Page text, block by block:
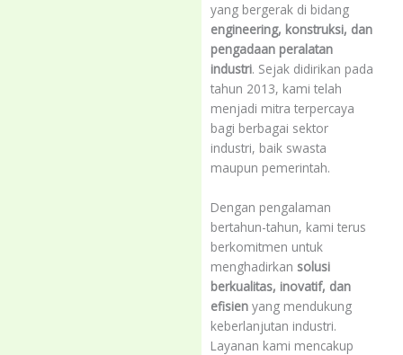
yang bergerak di bidang
engineering, konstruksi, dan
pengadaan peralatan
industri. Sejak didirikan pada
tahun 2013, kami telah
menjadi mitra terpercaya
bagi berbagai sektor
industri, baik swasta
maupun pemerintah.
Dengan pengalaman
bertahun-tahun, kami terus
berkomitmen untuk
menghadirkan solusi
berkualitas, inovatif, dan
efisien yang mendukung
keberlanjutan industri.
Layanan kami mencakup